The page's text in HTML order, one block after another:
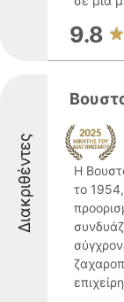
9.8
Διακριθέντες
Η
το